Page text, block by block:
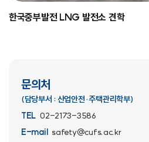
한국중부발전 LNG 발전소 견학
문의처
(담당부서 : 산업안전·주택관리학부)
TEL 02-2173-3586
E-mail safety@cufs.ac.kr